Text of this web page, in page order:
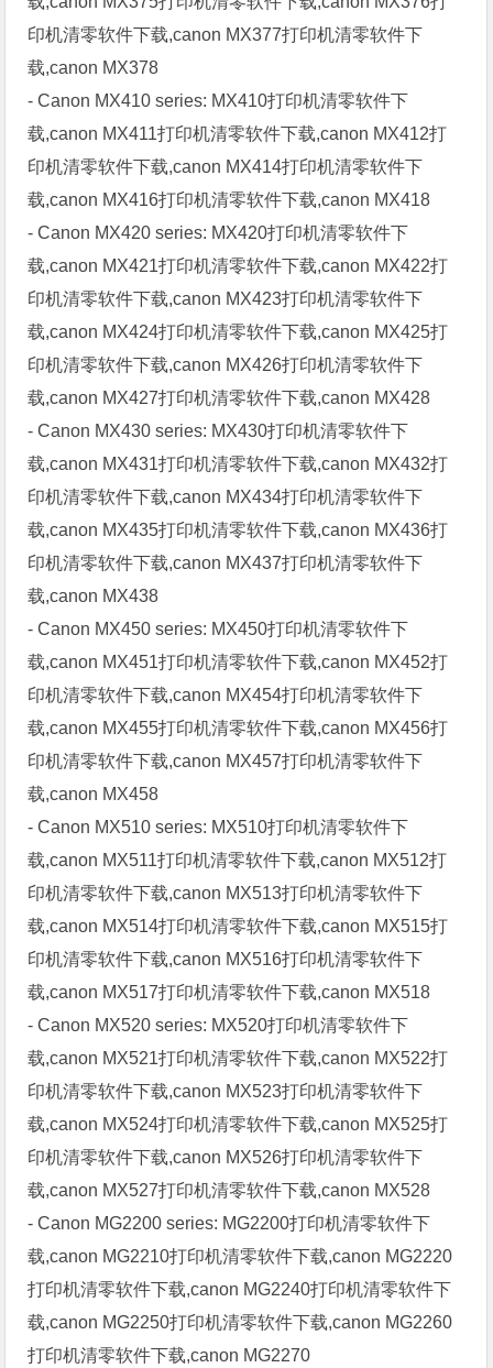
印机清零软件下载,canon MX377打印机清零软件下
载,canon MX378
- Canon MX410 series: MX410打印机清零软件下
载,canon MX411打印机清零软件下载,canon MX412打
印机清零软件下载,canon MX414打印机清零软件下
载,canon MX416打印机清零软件下载,canon MX418
- Canon MX420 series: MX420打印机清零软件下
载,canon MX421打印机清零软件下载,canon MX422打
印机清零软件下载,canon MX423打印机清零软件下
载,canon MX424打印机清零软件下载,canon MX425打
印机清零软件下载,canon MX426打印机清零软件下
载,canon MX427打印机清零软件下载,canon MX428
- Canon MX430 series: MX430打印机清零软件下
载,canon MX431打印机清零软件下载,canon MX432打
印机清零软件下载,canon MX434打印机清零软件下
载,canon MX435打印机清零软件下载,canon MX436打
印机清零软件下载,canon MX437打印机清零软件下
载,canon MX438
- Canon MX450 series: MX450打印机清零软件下
载,canon MX451打印机清零软件下载,canon MX452打
印机清零软件下载,canon MX454打印机清零软件下
载,canon MX455打印机清零软件下载,canon MX456打
印机清零软件下载,canon MX457打印机清零软件下
载,canon MX458
- Canon MX510 series: MX510打印机清零软件下
载,canon MX511打印机清零软件下载,canon MX512打
印机清零软件下载,canon MX513打印机清零软件下
载,canon MX514打印机清零软件下载,canon MX515打
印机清零软件下载,canon MX516打印机清零软件下
载,canon MX517打印机清零软件下载,canon MX518
- Canon MX520 series: MX520打印机清零软件下
载,canon MX521打印机清零软件下载,canon MX522打
印机清零软件下载,canon MX523打印机清零软件下
载,canon MX524打印机清零软件下载,canon MX525打
印机清零软件下载,canon MX526打印机清零软件下
载,canon MX527打印机清零软件下载,canon MX528
- Canon MG2200 series: MG2200打印机清零软件下
载,canon MG2210打印机清零软件下载,canon MG2220
打印机清零软件下载,canon MG2240打印机清零软件下
载,canon MG2250打印机清零软件下载,canon MG2260
打印机清零软件下载,canon MG2270